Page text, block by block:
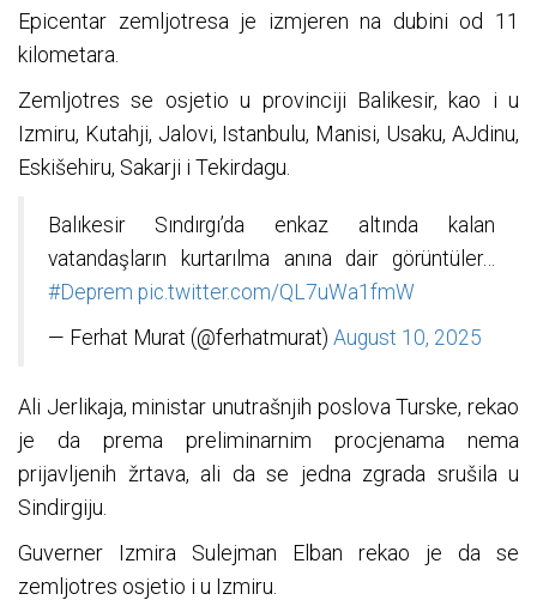
Epicentar zemljotresa je izmjeren na dubini od 11
kilometara.
Zemljotres se osjetio u provinciji Balikesir, kao i u
Izmiru, Kutahji, Jalovi, Istanbulu, Manisi, Usaku, AJdinu,
Eskišehiru, Sakarji i Tekirdagu.
Balıkesir Sındırgı’da enkaz altında kalan
vatandaşların kurtarılma anına dair görüntüler…
#Deprem pic.twitter.com/QL7uWa1fmW
— Ferhat Murat (@ferhatmurat) August 10, 2025
Ali Jerlikaja, ministar unutrašnjih poslova Turske, rekao
je da prema preliminarnim procjenama nema
prijavljenih žrtava, ali da se jedna zgrada srušila u
Sindirgiju.
Guverner Izmira Sulejman Elban rekao je da se
zemljotres osjetio i u Izmiru.